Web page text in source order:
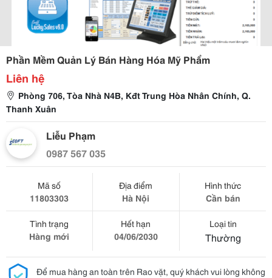
Phần Mềm Quản Lý Bán Hàng Hóa Mỹ Phẩm
Liên hệ
Phòng 706, Tòa Nhà N4B, Kđt Trung Hòa Nhân Chính, Q.
Thanh Xuân
Liễu Phạm
0987 567 035
Mã số
11803303
Địa điểm
Hà Nội
Hình thức
Cần bán
Tình trạng
Hàng mới
Hết hạn
04/06/2030
Loại tin
Thường
Để mua hàng an toàn trên Rao vặt, quý khách vui lòng không